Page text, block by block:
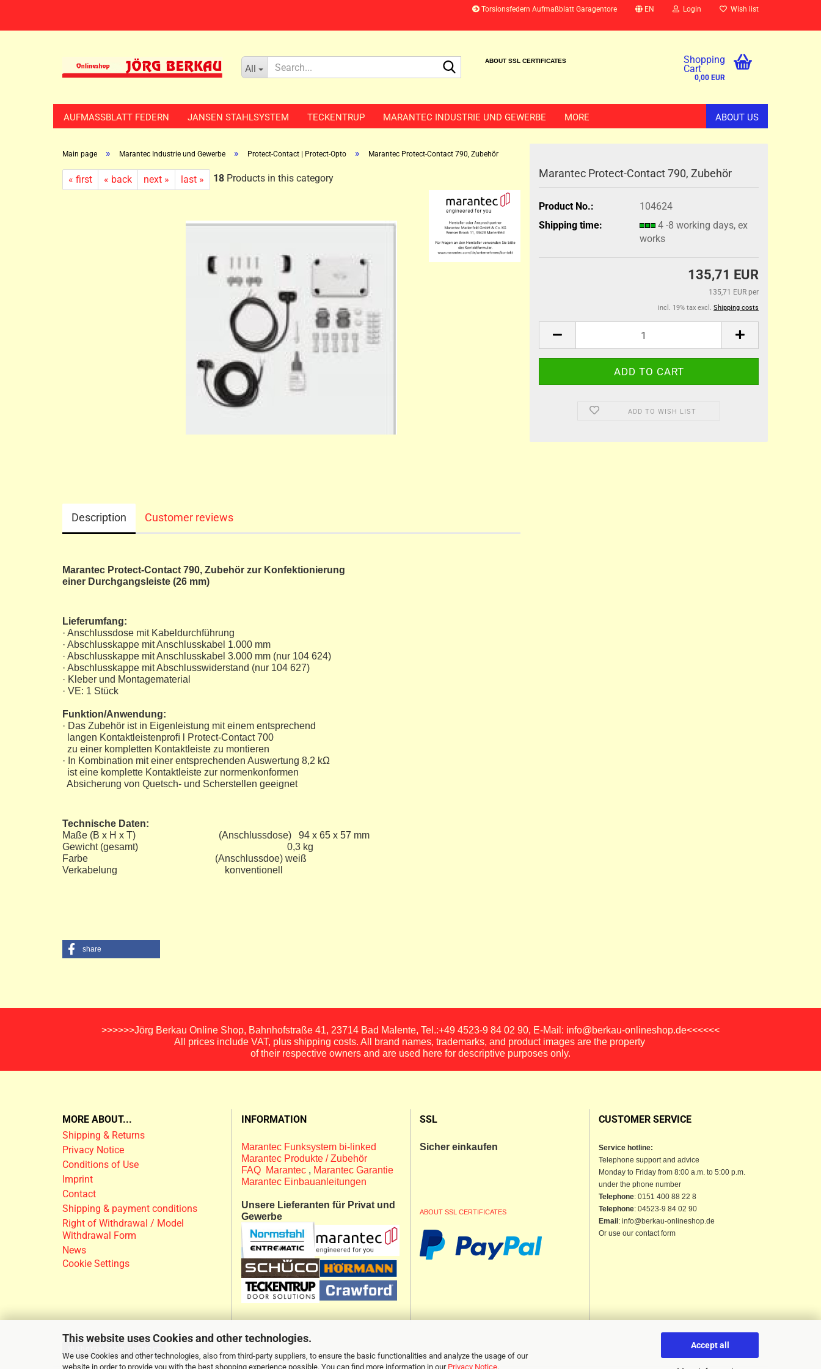
This website uses Cookies and other technologies.
We use Cookies and other technologies, also from third-party suppliers, to ensure the basic functionalities and analyze the usage of our
website in order to provide you with the best shopping experience possible. You can find more information in our Privacy Notice.
Accept all
Torsionsfedern Aufmaßblatt Garagentore EN Login Wish list
All
Search...ABOUT SSL CERTIFICATES Shopping
Cart
0,00 EUR
AUFMASSBLATT FEDERN JANSEN STAHLSYSTEM TECKENTRUP MARANTEC INDUSTRIE UND GEWERBE ABOUT US
MORE
Main page » Marantec Industrie und Gewerbe » Protect-Contact | Protect-Opto » Marantec Protect-Contact 790, Zubehör
« first « back next » last » 18 Products in this category Marantec Protect-Contact 790, Zubehör
Product No.:
104624
Shipping time:
4 -8 working days, ex
works
135,71 EUR
135,71 EUR per
incl. 19% tax excl. Shipping costs
ADD TO WISH LIST
Description Customer reviews
Marantec Protect-Contact 790, Zubehör zur Konfektionierung
einer Durchgangsleiste (26 mm)
Lieferumfang:
· Anschlussdose mit Kabeldurchführung
· Abschlusskappe mit Anschlusskabel 1.000 mm
· Abschlusskappe mit Anschlusskabel 3.000 mm (nur 104 624)
· Abschlusskappe mit Abschlusswiderstand (nur 104 627)
· Kleber und Montagematerial
· VE: 1 Stück
Funktion/Anwendung:
· Das Zubehör ist in Eigenleistung mit einem entsprechend
langen Kontaktleistenproﬁ l Protect-Contact 700
zu einer kompletten Kontaktleiste zu montieren
· In Kombination mit einer entsprechenden Auswertung 8,2 kΩ
ist eine komplette Kontaktleiste zur normenkonformen
Absicherung von Quetsch- und Scherstellen geeignet
Technische Daten:
Maße (B x H x T) (Anschlussdose) 94 x 65 x 57 mm
Gewicht (gesamt) 0,3 kg
Farbe (Anschlussdoe) weiß
Verkabelung konventionell
share
>>>>>>Jörg Berkau Online Shop, Bahnhofstraße 41, 23714 Bad Malente, Tel.:+49 4523-9 84 02 90, E-Mail: info@berkau-onlineshop.de<<<<<<
All prices include VAT, plus shipping costs. All brand names, trademarks, and product images are the property
of their respective owners and are used here for descriptive purposes only.
MORE ABOUT...
Shipping & Returns
Privacy Notice
Conditions of Use
Imprint
Contact
Shipping & payment conditions
Right of Withdrawal / Model
Withdrawal Form
News
Cookie Settings
INFORMATION
Marantec Funksystem bi-linked
Marantec Produkte / Zubehör
FAQ Marantec , Marantec Garantie
Marantec Einbauanleitungen
Unsere Lieferanten für Privat und
Gewerbe
SSL
Sicher einkaufen
ABOUT SSL CERTIFICATES
CUSTOMER SERVICE
Service hotline:
Telephone support and advice
Monday to Friday from 8:00 a.m. to 5:00 p.m.
under the phone number
Telephone: 0151 400 88 22 8
Telephone: 04523-9 84 02 90
Email : info@berkau-onlineshop.de
Or use our contact form